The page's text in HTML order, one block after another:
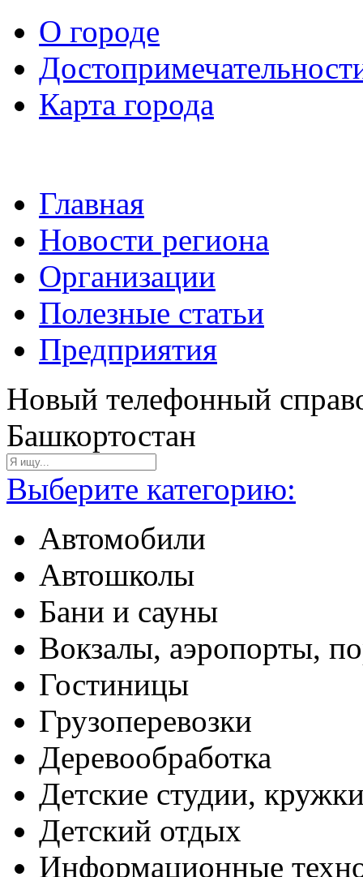
О городе
Карта города
Главная
Новости региона
Организации
Полезные статьи
Предприятия
Новый телефонный
Башкортостан
Выберите категорию:
Автомобили
Автошколы
Бани и сауны
Вокзалы, аэропорты,
Гостиницы
Грузоперевозки
Деревообработка
Детские студии,
Детский отдых
Информационные